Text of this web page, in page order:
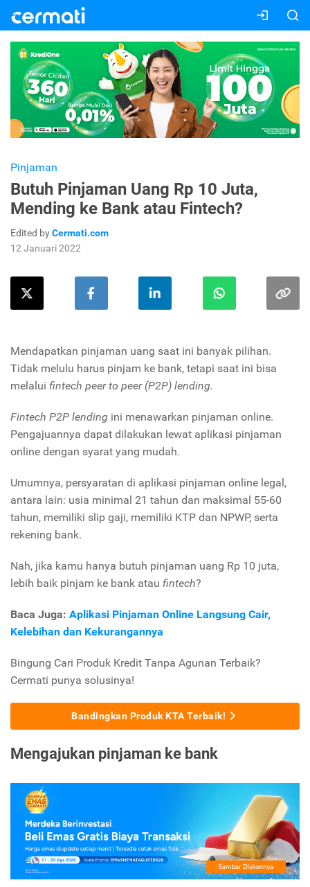
Pinjaman
Butuh Pinjaman Uang Rp 10 Juta,
Mending ke Bank atau Fintech?
Edited byCermati.com
12 Januari 2022
Mendapatkan pinjaman uang saat ini banyak pilihan.
Tidak melulu harus pinjam ke bank, tetapi saat ini bisa
melalui fintech peer to peer (P2P) lending.
Fintech P2P lending ini menawarkan pinjaman online.
Pengajuannya dapat dilakukan lewat aplikasi pinjaman
online dengan syarat yang mudah.
Umumnya, persyaratan di aplikasi pinjaman online legal,
antara lain: usia minimal 21 tahun dan maksimal 55-60
tahun, memiliki slip gaji, memiliki KTP dan NPWP, serta
rekening bank.
Nah, jika kamu hanya butuh pinjaman uang Rp 10 juta,
lebih baik pinjam ke bank atau fintech?
Baca Juga: Aplikasi Pinjaman Online Langsung Cair,
Kelebihan dan Kekurangannya
Bingung Cari Produk Kredit Tanpa Agunan Terbaik?
Cermati punya solusinya!
Bandingkan Produk KTA Terbaik!
Mengajukan pinjaman ke bank